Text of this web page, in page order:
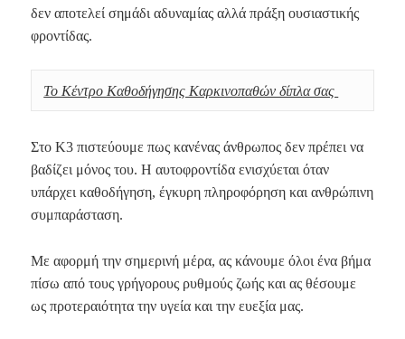
δεν αποτελεί σημάδι αδυναμίας αλλά πράξη ουσιαστικής
φροντίδας.
Το Κέντρο Καθοδήγησης Καρκινοπαθών δίπλα σας
Στο Κ3 πιστεύουμε πως κανένας άνθρωπος δεν πρέπει να
βαδίζει μόνος του. Η αυτοφροντίδα ενισχύεται όταν
υπάρχει καθοδήγηση, έγκυρη πληροφόρηση και ανθρώπινη
συμπαράσταση.
Με αφορμή την σημερινή μέρα, ας κάνουμε όλοι ένα βήμα
πίσω από τους γρήγορους ρυθμούς ζωής και ας θέσουμε
ως προτεραιότητα την υγεία και την ευεξία μας.